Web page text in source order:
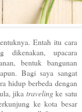
Entah itu cara
dikenakan, upacara
bentuk bangunan
Bagi saya sangat
hidup berbeda dengan
jika travelingke satu
ke kota besar